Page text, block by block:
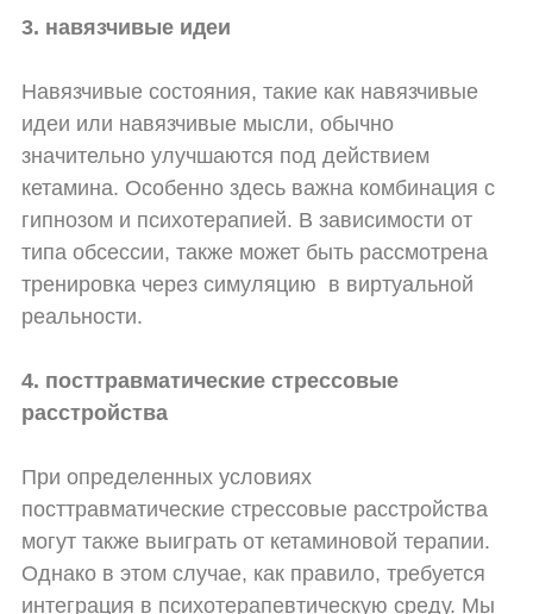
3. навязчивые идеи
Навязчивые состояния, такие как навязчивые
идеи или навязчивые мысли, обычно
значительно улучшаются под действием
кетамина. Особенно здесь важна комбинация с
гипнозом и психотерапией. В зависимости от
типа обсессии, также может быть рассмотрена
тренировка через симуляцию в виртуальной
реальности.
4. посттравматические стрессовые
расстройства
При определенных условиях
посттравматические стрессовые расстройства
могут также выиграть от кетаминовой терапии.
Однако в этом случае, как правило, требуется
интеграция в психотерапевтическую среду. Мы